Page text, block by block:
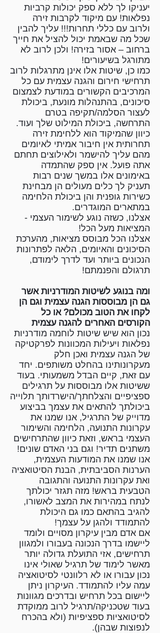
יעניקו לך ללא ספק יכולות קרביות
נפלאות! עם מיקוד לקרבות זירה
ולרוב עם כללי תחרות!!! עליך להבין
שכל מה שבאמת יכול להציל את חייך
ברחוב – אסור בזירה! ולכן לרוב לא
מתורגל בשיעורים!
כמו כן, שיטות אלו אינן מתרגלות לרוב
תרחישי חירום והגנה עצמית עם כל
המרכיבים הקשורים במודעת לצמצום
סיכונים, בהתנהלות מונעת, ביכולת
לעצור הסלמה/תקיפה בטרם
התרחשה, ביכולת המילוט שלך ועוד.
כיוון שהמיקוד הוא ללחימת זירה
תחרותית אין חיבור אמיתי לאיומים
מהם עליך להישמר ולאילוצים תחתם
אתה פועל. אין ספק שהתמדה
באימונים אלו במשך שנים רבות
תעניק לך כלים מעולים הן מבחינת
כשירות גופנית והן ביכולת הלחימה
במתארים המוגדרים.
אצלנו, כשזה נוגע לשימור העצמי -
המציאות מעל הכל!
אצלנו הכל מבוסס מציאות, מהערכת
הסיכונים והאיומים, הלאה לפתרונות
הנכונים ביותר ועד לדרך לימודם,
תרגולם והפנמתם!
ומה בנוגע לשיטות המודרניות אשר
גם הן מבוססות הגנה עצמית וגם הן
לקחו את הטוב מכולם? או כל
הקורסים האחרים להגנה עצמית
נכון הוא שיש שיטות לוחמה מודרניות
נפלאות ויעילות המכוונות לפרקטיקה
של הגנה עצמית ואכן חלק
מעקרונותינו בהחלט משותפים. יחד
עם זאת, קיים הבדל משמעותי. בעוד
ששיטות אלו מבוססות על תרגילים
ספציפיים והצלחתך/הישרדותך תלוייה
ביכולתך להתאים את עצמך בביצוע
מדוייק של התרגיל, אנו שמנו את
עקרונות התנועה, הלחימה והשימור
העצמי בראש, וזאת כיוון שהתרחישים
משתנים תדיר! וגם בני האדם שונים!
אנו שמנו את המודעות העצמית,
הערנות הסביבתית, הבנת הסיטואציה
ואת עקרונות התנועה והתגובה
הטבעית בראש! מזה תגזר יכולתך
לנתח במהירות את המצב לאשורו,
להגיב בהתאם כמו גם היכולת
להתמודד ולהגן על עצמך!
אם אדם מבין עיקרון מסויים ולומד
ליישמו בדרך הנכונה בעבורו ולמגוון
תרחישים, אזי התועלת גדולה יותר
מאשר לימוד של תרגיל שאולי אינו
נכון עבורו או לא רלוונטי לסיטואציה
עמה עליו להתמודד. העיקרון ניתן
ליישום בכל תרחיש ובדרכים מגוונות
בעוד שטכניקה/תרגיל לרוב ממוקדת
לסיטואציות ספציפיות (ולא בהכרח
לנפוצות שבהן).